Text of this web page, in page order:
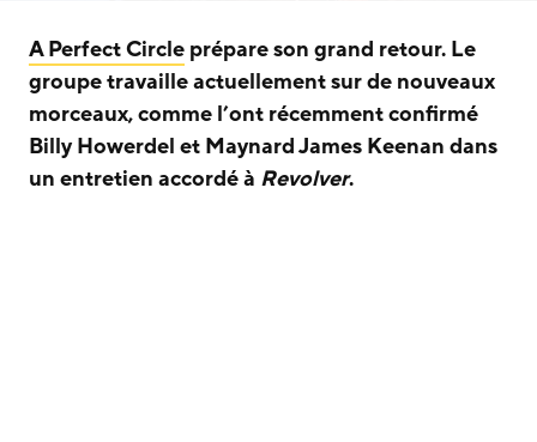
A Perfect Circle prépare son grand retour. Le
groupe travaille actuellement sur de nouveaux
morceaux, comme l’ont récemment confirmé
Billy Howerdel et Maynard James Keenan dans
un entretien accordé à Revolver.